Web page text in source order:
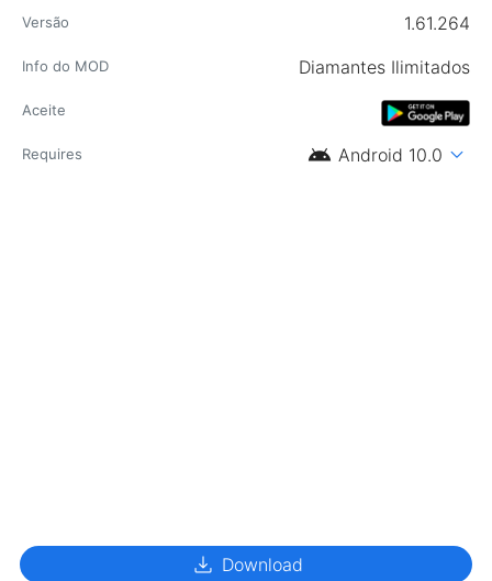
Versão 1.61.264
Info do MOD Diamantes Ilimitados
Aceite
Requires android Android 10.0 expand_more
download Download